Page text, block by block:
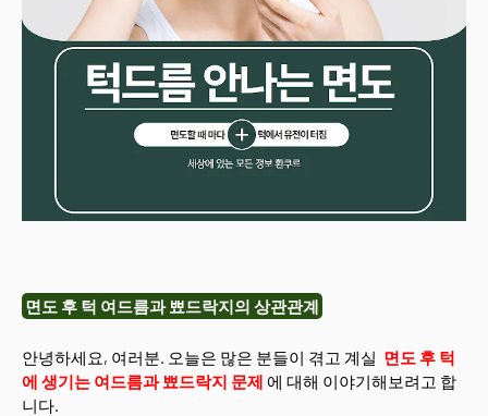
면도 후 턱 여드름과 뾰드락지의 상관관계
안녕하세요, 여러분. 오늘은 많은 분들이 겪고 계실 면도 후 턱
에 생기는 여드름과 뾰드락지 문제 에 대해 이야기해보려고 합
니다.